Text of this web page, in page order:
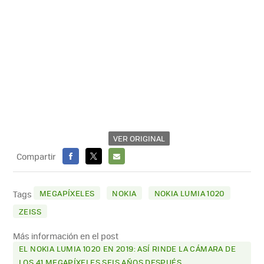
VER ORIGINAL
Compartir
FACEBOOK
X
E-
MAIL
Tags MEGAPÍXELES NOKIA
NOKIA LUMIA 1020
ZEISS
Más información en el post
EL NOKIA LUMIA 1020 EN 2019: ASÍ RINDE LA CÁMARA DE